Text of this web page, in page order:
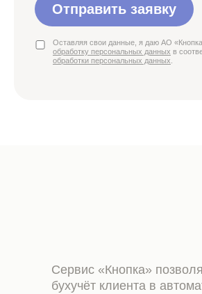
Отправить заявку
Оставляя свои данные, я даю АО
обработку персональных данных в
обработки персональных данных
Сервис «Кнопка»
бухучёт клиента в